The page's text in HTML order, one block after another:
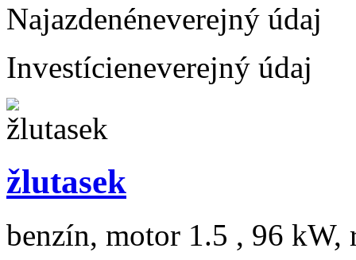
Najazdenéneverejný údaj
Investícieneverejný údaj
žlutasek
benzín, motor 1.5 , 96 kW,